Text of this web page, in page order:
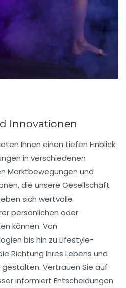
Innovationen
Ihnen einen tiefen Einblick
in verschiedenen
Marktbewegungen und
die unsere Gesellschaft
sich wertvolle
persönlichen oder
können. Von
bis hin zu Lifestyle-
Richtung Ihres Lebens und
gestalten. Vertrauen Sie auf
informiert Entscheidungen